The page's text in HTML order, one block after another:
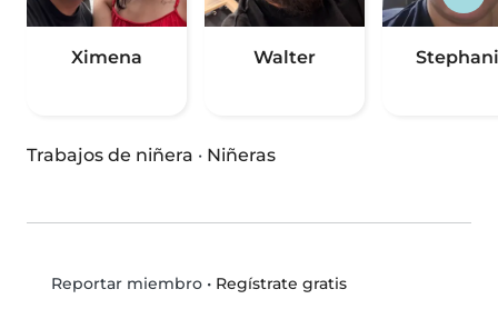
Ximena Walter
Trabajos de niñera · Niñeras
Reportar miembro• Regístrate gratis